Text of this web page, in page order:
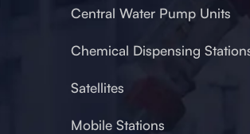
Central Water Pump Units
Chemical Dispensing
Satellites
Mobile Stations